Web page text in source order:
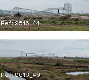
Ref: 9516_44
Ref: 9516_46